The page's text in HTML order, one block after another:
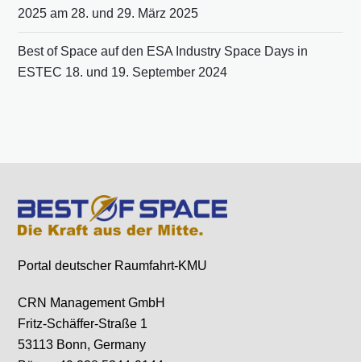
2025 am 28. und 29. März 2025
Best of Space auf den ESA Industry Space Days in
ESTEC 18. und 19. September 2024
Portal deutscher Raumfahrt-KMU
CRN Management GmbH
Fritz-Schäffer-Straße 1
53113 Bonn, Germany